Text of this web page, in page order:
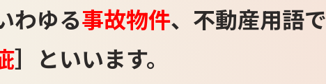
わゆる事故物件、不動産用語で
］といいます。